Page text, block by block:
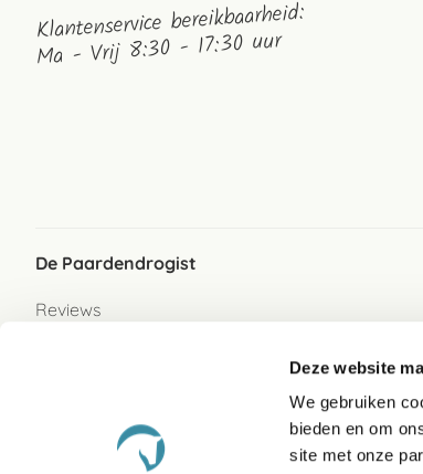
Deze website
We gebruiken
bieden en om
site met onze
Klantenservice bereikbaarheid:
Ma - Vrij 8:30 - 17:30 uur
De Paardendrogist
Reviews